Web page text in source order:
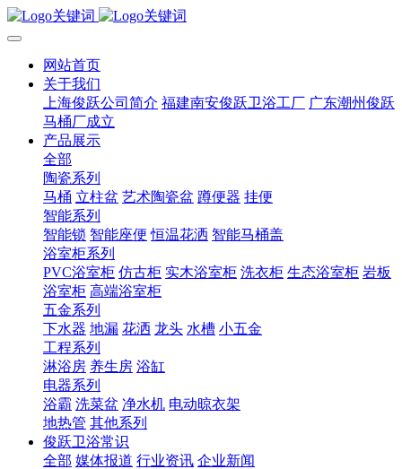
网站首页
关于我们
上海俊跃公司简介 福建南安俊跃卫浴工厂 广东潮州俊跃
马桶厂成立
产品展示
全部
陶瓷系列
马桶 立柱盆 艺术陶瓷盆 蹲便器 挂便
智能系列
智能锁 智能座便 恒温花洒 智能马桶盖
浴室柜系列
PVC浴室柜 仿古柜 实木浴室柜 洗衣柜 生态浴室柜 岩板
浴室柜 高端浴室柜
五金系列
下水器 地漏 花洒 龙头 水槽 小五金
工程系列
淋浴房 养生房 浴缸
电器系列
浴霸 洗菜盆 净水机 电动晾衣架
地热管 其他系列
俊跃卫浴常识
全部 媒体报道 行业资讯 企业新闻